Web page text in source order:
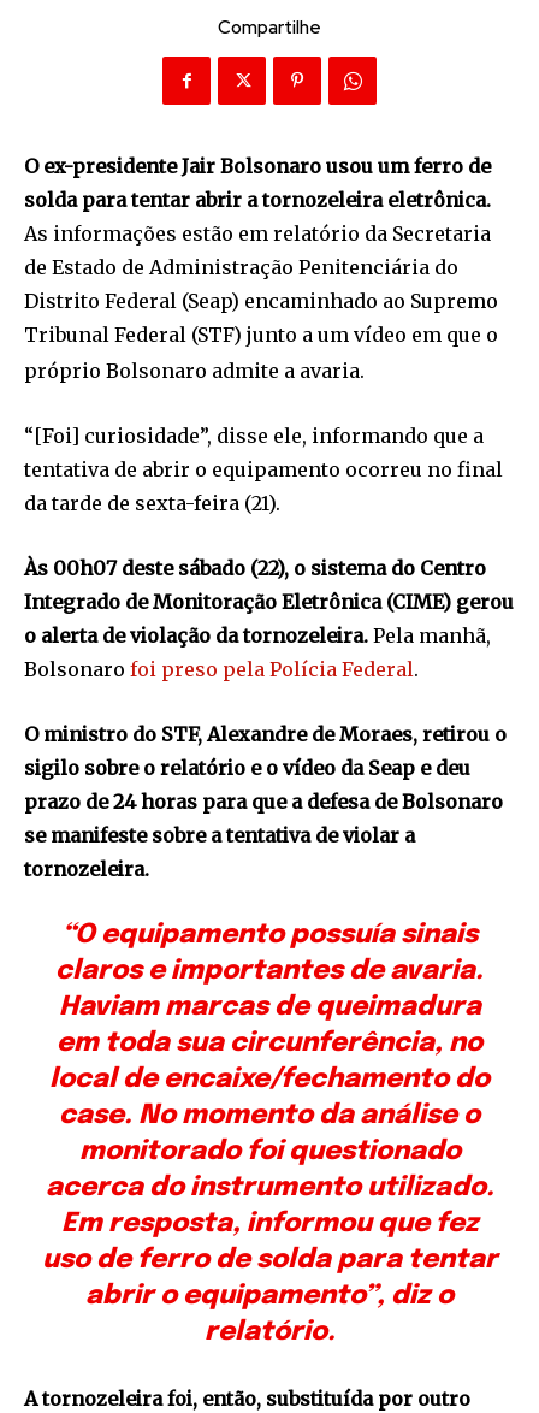
Compartilhe
O ex-presidente Jair Bolsonaro usou um ferro de
solda para tentar abrir a tornozeleira eletrônica.
As informações estão em relatório da Secretaria
de Estado de Administração Penitenciária do
Distrito Federal (Seap) encaminhado ao Supremo
Tribunal Federal (STF) junto a um vídeo em que o
próprio Bolsonaro admite a avaria.
“[Foi] curiosidade”, disse ele, informando que a
tentativa de abrir o equipamento ocorreu no final
da tarde de sexta-feira (21).
Às 00h07 deste sábado (22), o sistema do Centro
Integrado de Monitoração Eletrônica (CIME) gerou
o alerta de violação da tornozeleira. Pela manhã,
Bolsonaro foi preso pela Polícia Federal.
O ministro do STF, Alexandre de Moraes, retirou o
sigilo sobre o relatório e o vídeo da Seap e deu
prazo de 24 horas para que a defesa de Bolsonaro
se manifeste sobre a tentativa de violar a
tornozeleira.
“O equipamento possuía sinais
claros e importantes de avaria.
Haviam marcas de queimadura
em toda sua circunferência, no
local de encaixe/fechamento do
case. No momento da análise o
monitorado foi questionado
acerca do instrumento utilizado.
Em resposta, informou que fez
uso de ferro de solda para tentar
abrir o equipamento”, diz o
relatório.
A tornozeleira foi, então, substituída por outro